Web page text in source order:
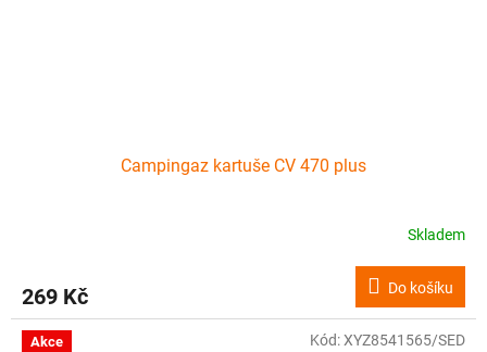
Campingaz kartuše CV 470 plus
Skladem
269 Kč Do košíku
Akce Kód:XYZ8541565/SED